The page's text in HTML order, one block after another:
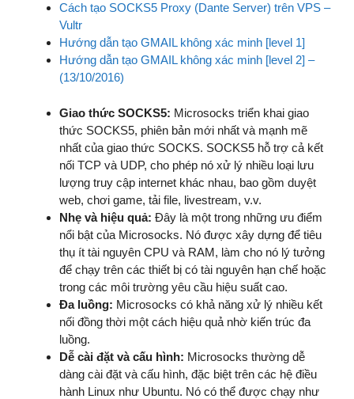
Cách tạo SOCKS5 Proxy (Dante Server) trên VPS –
Vultr
Hướng dẫn tạo GMAIL không xác minh [level 1]
Hướng dẫn tạo GMAIL không xác minh [level 2] –
(13/10/2016)
Giao thức SOCKS5: Microsocks triển khai giao
thức SOCKS5, phiên bản mới nhất và mạnh mẽ
nhất của giao thức SOCKS. SOCKS5 hỗ trợ cả kết
nối TCP và UDP, cho phép nó xử lý nhiều loại lưu
lượng truy cập internet khác nhau, bao gồm duyệt
web, chơi game, tải file, livestream, v.v.
Nhẹ và hiệu quả: Đây là một trong những ưu điểm
nổi bật của Microsocks. Nó được xây dựng để tiêu
thụ ít tài nguyên CPU và RAM, làm cho nó lý tưởng
để chạy trên các thiết bị có tài nguyên hạn chế hoặc
trong các môi trường yêu cầu hiệu suất cao.
Đa luồng: Microsocks có khả năng xử lý nhiều kết
nối đồng thời một cách hiệu quả nhờ kiến trúc đa
luồng.
Dễ cài đặt và cấu hình: Microsocks thường dễ
dàng cài đặt và cấu hình, đặc biệt trên các hệ điều
hành Linux như Ubuntu. Nó có thể được chạy như